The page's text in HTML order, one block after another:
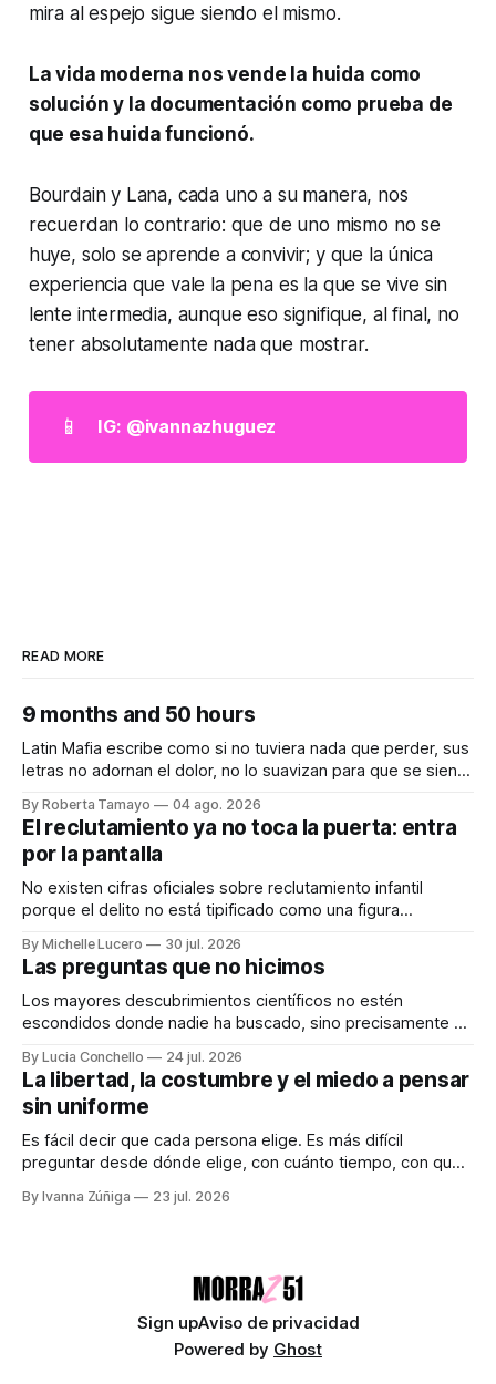
mira al espejo sigue siendo el mismo.
La vida moderna nos vende la huida como
solución y la documentación como prueba de
que esa huida funcionó.
Bourdain y Lana, cada uno a su manera, nos
recuerdan lo contrario: que de uno mismo no se
huye, solo se aprende a convivir; y que la única
experiencia que vale la pena es la que se vive sin
lente intermedia, aunque eso signifique, al final, no
tener absolutamente nada que mostrar.
📱 IG: @ivannazhuguez
READ MORE
9 months and 50 hours
Latin Mafia escribe como si no tuviera nada que perder, sus
letras no adornan el dolor, no lo suavizan para que se sienta
Audiocolumna0:00/231.241× Hay proyectos que se
anuncian con meses de anticipación, con teasers
calculados, con campañas para crear expectativas
By Roberta Tamayo 04 ago. 2026
El reclutamiento ya no toca la puerta: entra
por la pantalla
No existen cifras oficiales sobre reclutamiento infantil
porque el delito no está tipificado como una figura
"hola". Así de simple, así de peligroso. Las recientes
desapariciones de adolescentes en Jalisco han vuelto a
encender una alerta que desde hace años
By Michelle Lucero 30 jul. 2026
Las preguntas que no hicimos
Los mayores descubrimientos científicos no estén
escondidos donde nadie ha buscado, sino precisamente en
explorados. Audiocolumna0:00/251.761× Lo femenino
como punto ciego en la ciencia La ciencia promete una
visión objetiva de la realidad. Creemos que avanza guiada
únicamente por la
By Lucia Conchello 24 jul. 2026
La libertad, la costumbre y el miedo a pensar
sin uniforme
Es fácil decir que cada persona elige. Es más difícil
preguntar desde dónde elige, con cuánto tiempo, con qué
Audiocolumna0:00/580.5121× "Free as a Bird" - The
By Ivanna Zúñiga 23 jul. 2026
Sign upAviso de privacidad
Powered by Ghost